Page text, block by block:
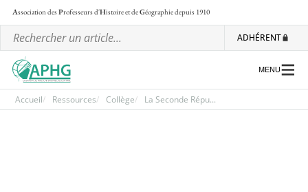
Association desProfesseurs d'Histoire et deGéographiedepuis 1910
ADHÉRENT
MENU
Accueil Ressources Collège La Seconde Répu...